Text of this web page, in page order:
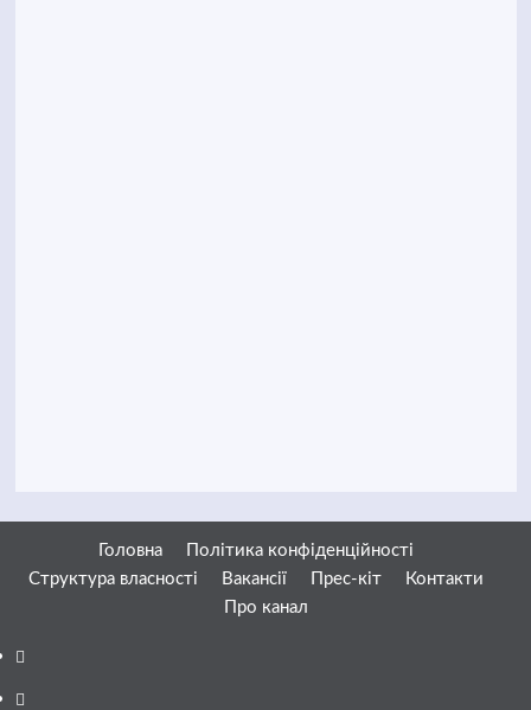
Головна
Політика конфіденційності
Структура власності
Вакансії Прес-кіт
Контакти
Про канал
Facebook
YouTube